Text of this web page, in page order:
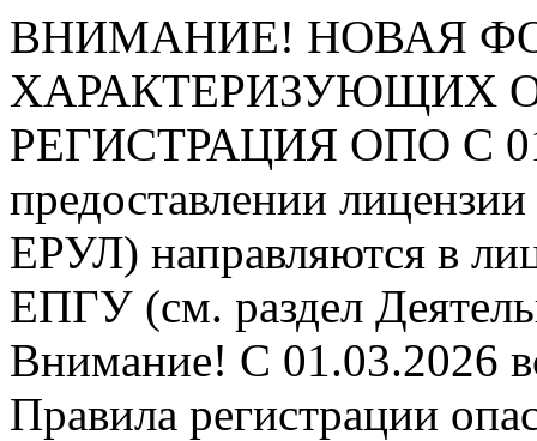
ВНИМАНИЕ! НОВАЯ
ХАРАКТЕРИЗУЮЩИХ
РЕГИСТРАЦИЯ ОПО С
предоставлении
ЕРУЛ) направляются в
ЕПГУ (см. раздел
Внимание! С 01.03.2026
Правила регистрации